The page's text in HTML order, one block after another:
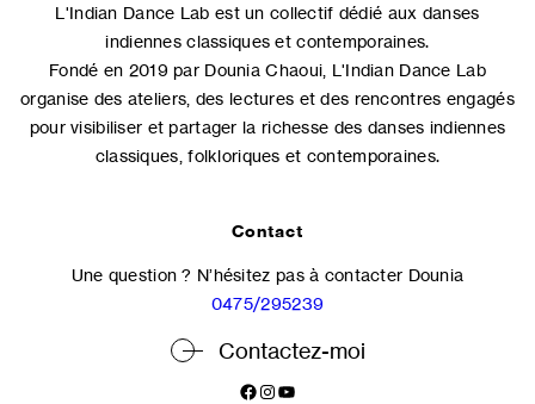
L'Indian Dance Lab est un collectif dédié aux danses
indiennes classiques et contemporaines.
Fondé en 2019 par Dounia Chaoui, L'Indian Dance Lab
organise des ateliers, des lectures et des rencontres engagés
pour visibiliser et partager la richesse des danses indiennes
classiques, folkloriques et contemporaines.
Contact
Une question ? N’hésitez pas à contacter Dounia
0475/295239
Contactez-moi
Facebook
Instagram
YouTube